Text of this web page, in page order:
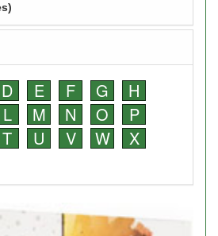
D E F G
H
L M N O
P
T U V W
X